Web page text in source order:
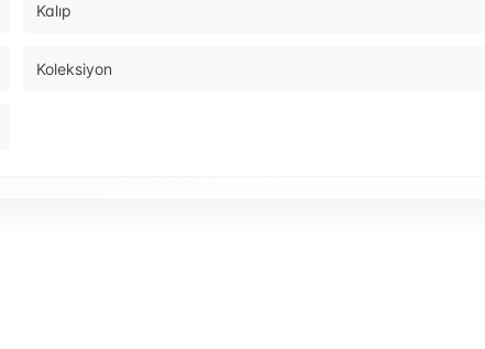
Kalıp
Koleksiyon